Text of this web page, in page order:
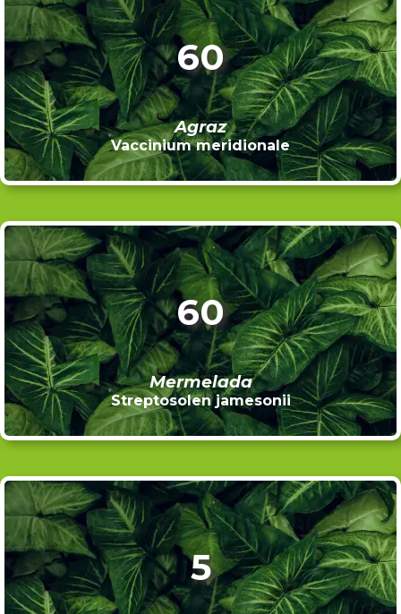
60
Agraz
Vaccinium meridionale
60
Mermelada
Streptosolen jamesonii
5